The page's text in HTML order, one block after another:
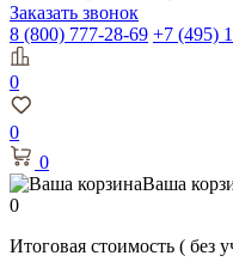
Заказать звонок
8 (800) 777-28-69 +7 (495)
0
0
0
Ваша
0
Итоговая стоимость ( без